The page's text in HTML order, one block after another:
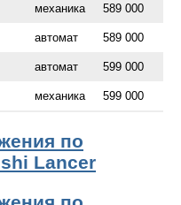
механика 589 000
автомат 589 000
автомат 599 000
механика 599 000
по
Lancer